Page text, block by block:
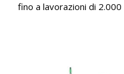
fino a lavorazioni di